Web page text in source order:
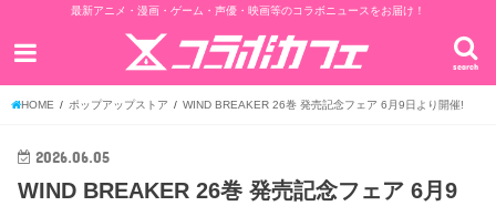
最新アニメ・漫画・ゲーム・声優・映画等のコラボニュースをお届け！
search
HOME ポップアップストア WIND BREAKER 26巻 発売記念フェア 6月9日より開催!
2026.06.05
WIND BREAKER 26巻 発売記念フェア 6月9